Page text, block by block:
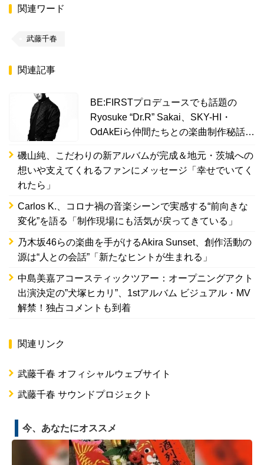
関連ワード
武藤千春
関連記事
BE:FIRSTプロデュースでも話題の
Ryosuke “Dr.R” Sakai、SKY-HI・
OdAkEiら仲間たちとの楽曲制作秘話を
磯山純、こだわりの新アルバムが完成＆地元・茨城への
想いや支えてくれるファンにメッセージ「幸せでいてく
れたら」
Carlos K.、コロナ禍の音楽シーンで実感する“前向きな
変化”を語る「制作現場にも活気が戻ってきている」
乃木坂46らの楽曲を手がけるAkira Sunset、創作活動の
源は“人との会話”「新たなヒントが生まれる」
中島美嘉アコースティックツアー：オープニングアクト
出演決定の”犬塚ヒカリ”、1stアルバム ビジュアル・MV
解禁！独占コメントも到着
関連リンク
武藤千春 オフィシャルウェブサイト
武藤千春 サウンドプロジェクト
今、あなたにオススメ